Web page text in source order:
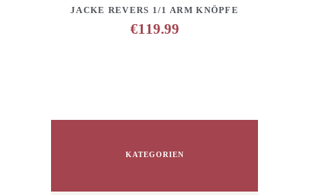
DETAILS ANFRAGE HINZUFÜGEN
JACKE REVERS 1/1 ARM KNÖPFE
€119.99
KATEGORIEN